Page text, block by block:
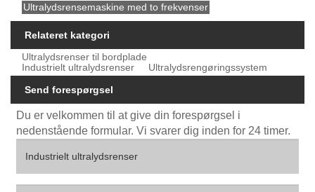
Ultralydsrensemaskine med to frekvenser
Relateret kategori
Ultralydsrenser til bordplade
Industrielt ultralydsrenser
Ultralydsrengøringssystem
Send forespørgsel
Du er velkommen til at give din forespørgsel i
nedenstående formular. Vi svarer dig inden for 24 timer.